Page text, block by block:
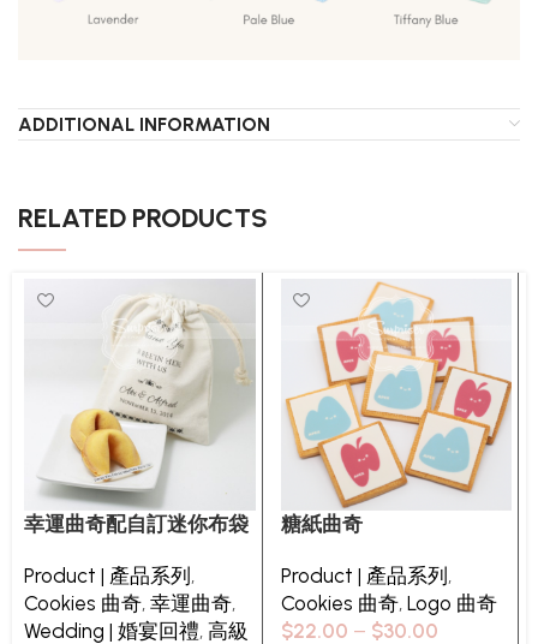
ADDITIONAL INFORMATION
RELATED PRODUCTS
幸運曲奇配自訂迷你布袋
Product | 產品系列,
Cookies 曲奇, 幸運曲奇,
Wedding | 婚宴回禮, 高級
糖紙曲奇
Product | 產品系列,
Cookies 曲奇, Logo 曲奇
$22.00 – $30.00